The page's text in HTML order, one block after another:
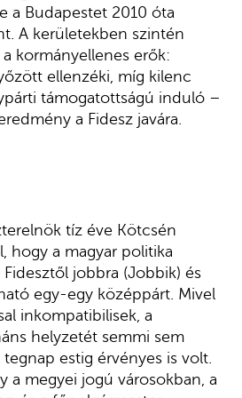
a Budapestet 2010 óta
A kerületekben szintén
kormányellenes erők:
ellenzéki, míg kilenc
támogatottságú induló –
a Fidesz javára.
tíz éve Kötcsén
hogy a magyar politika
jobbra (Jobbik) és
egy-egy középpárt. Mivel
inkompatibilisek, a
helyzetét semmi sem
estig érvényes is volt.
a megyei jogú városokban, a